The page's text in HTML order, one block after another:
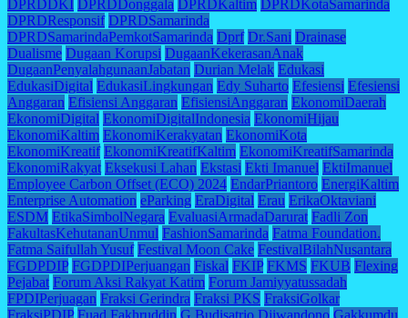
DPRDDKI DPRDDonggala DPRDKaltim
DPRDKotaSamarinda
DPRDResponsif DPRDSamarinda
DPRDSamarindaPemkotSamarinda Dprf Dr.Sani Drainase
Dualisme Dugaan Korupsi DugaanKekerasanAnak
DugaanPenyalahgunaanJabatan Durian Melak Edukasi
EdukasiDigital EdukasiLingkungan Edy Suharto Efesiensi Efesiensi
Anggaran Efisiensi Anggaran EfisiensiAnggaran EkonomiDaerah
EkonomiDigital EkonomiDigitalIndonesia EkonomiHijau
EkonomiKaltim EkonomiKerakyatan EkonomiKota
EkonomiKreatif EkonomiKreatifKaltim EkonomiKreatifSamarinda
EkonomiRakyat Eksekusi Lahan Ekstasi Ekti Imanuel EktiImanuel
Employee Carbon Offset (ECO) 2024 EndarPriantoro EnergiKaltim
Enterprise Automation eParking EraDigital Erau ErikaOktaviani
ESDM EtikaSimbolNegara EvaluasiArmadaDarurat Fadli Zon
FakultasKehutananUnmul FashionSamarinda Fatma Foundation.
Fatma Saifullah Yusuf Festival Moon Cake FestivalBilahNusantara
FGDPDIP FGDPDIPerjuangan Fiskal FKIP FKMS FKUB Flexing
Pejabat Forum Aksi Rakyat Katim Forum Jamiyyatussadah
FPDIPerjuagan Fraksi Gerindra Fraksi PKS FraksiGolkar
FraksiPDIP Fuad Fakhruddin G Budisatrio Djiwandono Gakkumdu